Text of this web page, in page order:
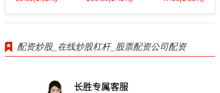
配资炒股_在线炒股杠杆_股票配资公司配资